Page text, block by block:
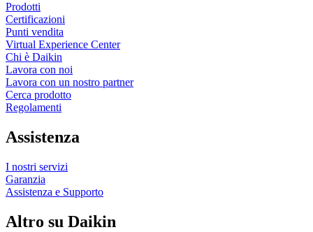
Prodotti
Certificazioni
Punti vendita
Virtual Experience Center
Chi è Daikin
Lavora con noi
Lavora con un nostro partner
Cerca prodotto
Regolamenti
Assistenza
I nostri servizi
Garanzia
Assistenza e Supporto
Altro su Daikin